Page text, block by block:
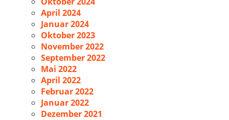
April 2024
Januar 2024
Oktober 2023
November 2022
September 2022
Mai 2022
April 2022
Februar 2022
Januar 2022
Dezember 2021